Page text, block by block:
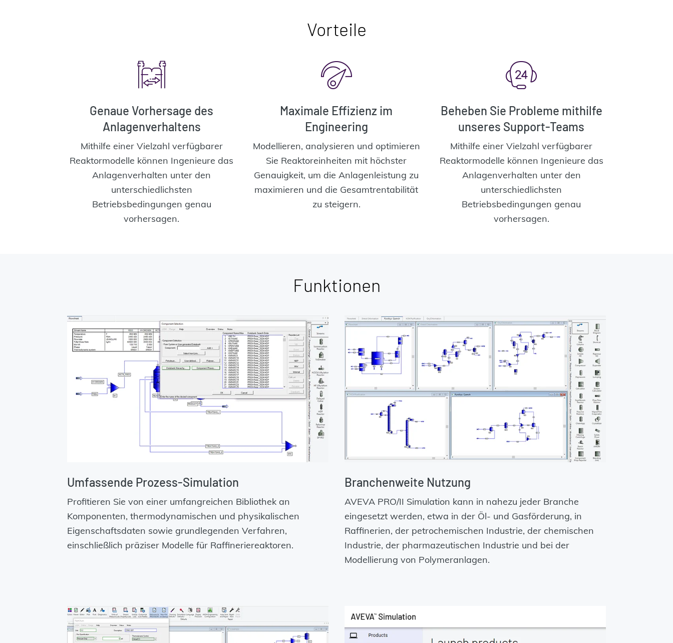
Vorteile
Genaue Vorhersage des
Anlagenverhaltens
Mithilfe einer Vielzahl verfügbarer
Reaktormodelle können Ingenieure das
Anlagenverhalten unter den
unterschiedlichsten
Betriebsbedingungen genau
vorhersagen.
Maximale Effizienz im
Engineering
Modellieren, analysieren und optimieren
Sie Reaktoreinheiten mit höchster
Genauigkeit, um die Anlagenleistung zu
maximieren und die Gesamtrentabilität
zu steigern.
Beheben Sie Probleme mithilfe
unseres Support-Teams
Mithilfe einer Vielzahl verfügbarer
Reaktormodelle können Ingenieure das
Anlagenverhalten unter den
unterschiedlichsten
Betriebsbedingungen genau
vorhersagen.
Funktionen
Umfassende Prozess-Simulation
Profitieren Sie von einer umfangreichen Bibliothek an
Komponenten, thermodynamischen und physikalischen
Eigenschaftsdaten sowie grundlegenden Verfahren,
einschließlich präziser Modelle für Raffineriereaktoren.
Branchenweite Nutzung
AVEVA PRO/II Simulation kann in nahezu jeder Branche
eingesetzt werden, etwa in der Öl- und Gasförderung, in
Raffinerien, der petrochemischen Industrie, der chemischen
Industrie, der pharmazeutischen Industrie und bei der
Modellierung von Polymeranlagen.